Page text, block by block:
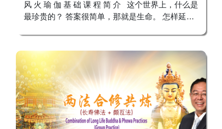
风 火 瑜 伽 基 础 课 程 简 介 这个世界上，什么是
最珍贵的？ 答案很简单，那就是生命。 怎样延长
的了解吗？ 其实组成生命有两个系统，一个是 是
肉体身，一个就是“身内身”。 “肉体身”，每个人都
不陌生，很多人都很重视对于肉体身的养生保健。
“身内身”，却很少人知道其中的秘密。 从某种意
义上来说，“身内身”的一切决定了我们的“肉体
身”，这包括了“身内身”的情绪，直接投射到“肉体
身”上，变成了“肉体身”上的情绪；“身内身”的不健